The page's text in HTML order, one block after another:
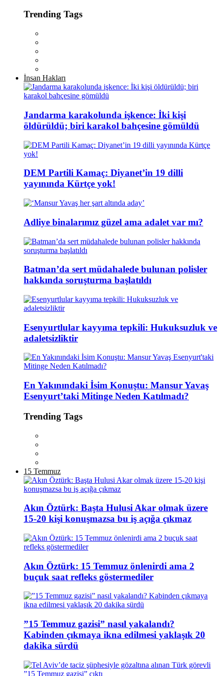
Trending Tags
İnsan Hakları
Jandarma karakolunda işkence: İki kişi
öldürüldü; biri karakol bahçesine gömüldü
DEM Partili Kamaç: Diyanet’in 19 dilli
yayınında Kürtçe yok!
Adliye binalarımız güzel ama adalet var mı?
Batman’da sert müdahalede bulunan polisler
hakkında soruşturma başlatıldı
Esenyurtlular kayyıma tepkili: Hukuksuzluk ve
adaletsizliktir
En Yakınındaki İsim Konuştu: Mansur Yavaş
Esenyurt’taki Mitinge Neden Katılmadı?
Trending Tags
15 Temmuz
Akın Öztürk: Başta Hulusi Akar olmak üzere
15-20 kişi konuşmazsa bu iş açığa çıkmaz
Akın Öztürk: 15 Temmuz önlenirdi ama 2
buçuk saat refleks göstermediler
”15 Temmuz gazisi” nasıl yakalandı?
Kabinden çıkmaya ikna edilmesi yaklaşık 20
dakika sürdü